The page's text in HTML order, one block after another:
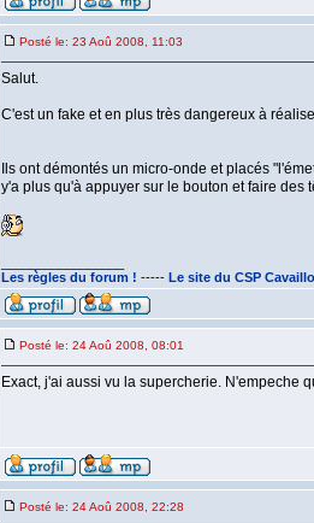
Posté le: 23 Aoû 2008, 11:03
Salut.
C'est un fake et en plus très dangereux à
Ils ont démontés un micro-onde et placés
y'a plus qu'à appuyer sur le bouton et faire des
Les règles du forum ! ----- Le site du CSP
Posté le: 24 Aoû 2008, 08:01
Exact, j'ai aussi vu la supercherie. N'empeche
Posté le: 24 Aoû 2008, 22:28